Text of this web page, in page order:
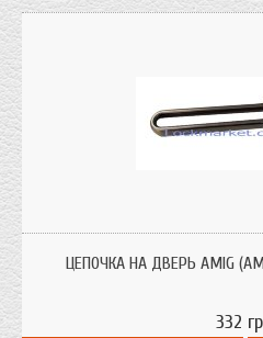
дверей. От Испанской компании Amig
ЦЕПОЧКА НА ДВЕРЬ AMIG
332